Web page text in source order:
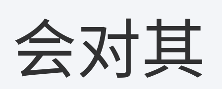
会对其